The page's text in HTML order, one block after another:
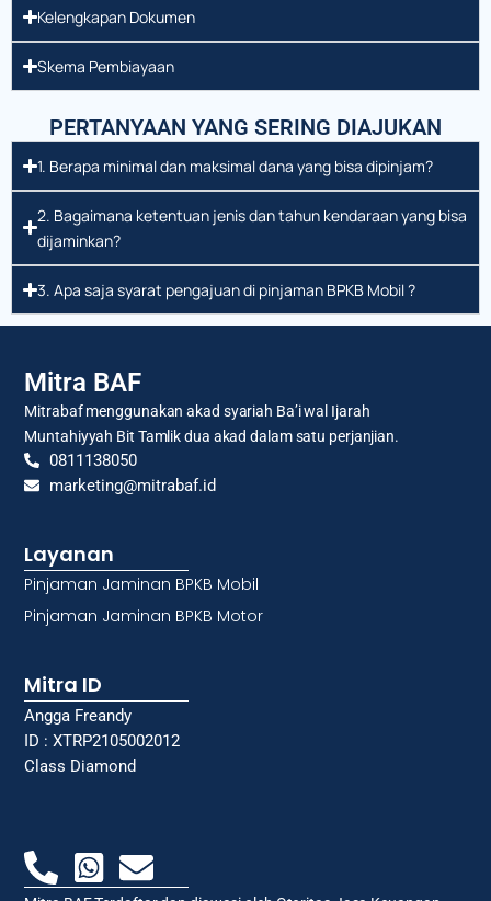
Kelengkapan Dokumen
Skema Pembiayaan
PERTANYAAN YANG SERING DIAJUKAN
1. Berapa minimal dan maksimal dana yang bisa dipinjam?
2. Bagaimana ketentuan jenis dan tahun kendaraan yang bisa
dijaminkan?
3. Apa saja syarat pengajuan di pinjaman BPKB Mobil ?
Mitra BAF
Mitrabaf menggunakan akad syariah Ba’i wal Ijarah
Muntahiyyah Bit Tamlik dua akad dalam satu perjanjian.
0811138050
marketing@mitrabaf.id
Layanan
Pinjaman Jaminan BPKB Mobil
Pinjaman Jaminan BPKB Motor
Mitra ID
Angga Freandy
ID : XTRP2105002012
Class Diamond